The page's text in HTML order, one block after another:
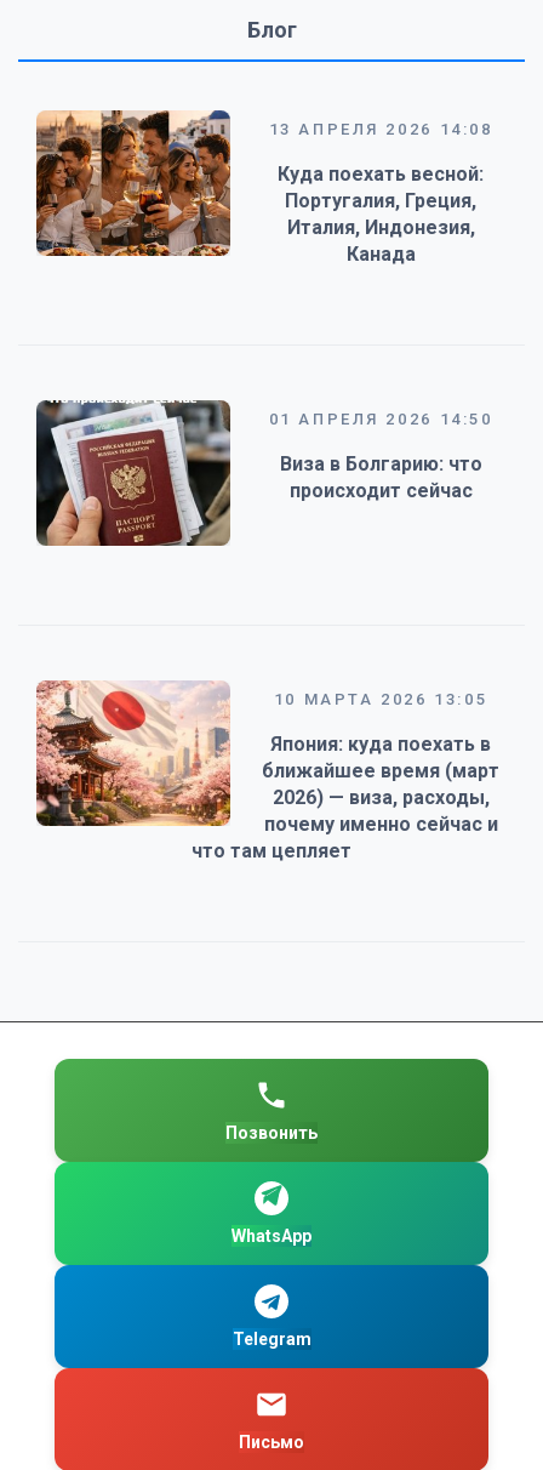
Блог
13 АПРЕЛЯ 2026 14:08
Куда поехать весной:
Португалия, Греция,
Италия, Индонезия,
Канада
01 АПРЕЛЯ 2026 14:50
Виза в Болгарию: что
происходит сейчас
10 МАРТА 2026 13:05
Япония: куда поехать в
ближайшее время (март
2026) — виза, расходы,
почему именно сейчас и
что там цепляет
Позвонить
WhatsApp
Telegram
Письмо